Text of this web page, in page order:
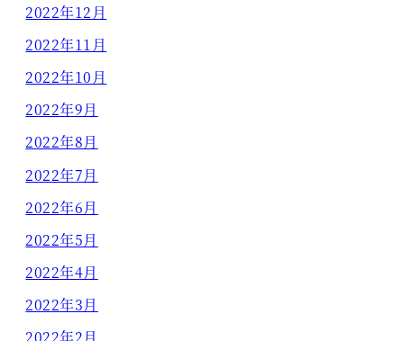
2022年12月
2022年11月
2022年10月
2022年9月
2022年8月
2022年7月
2022年6月
2022年5月
2022年4月
2022年3月